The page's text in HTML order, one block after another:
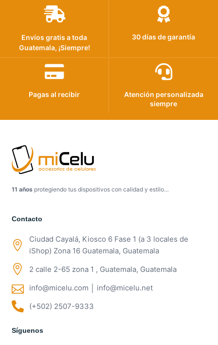
Envíos gratis a toda
Guatemala, ¡Siempre!
30 días de garantía
Pagas al recibir
Atención personalizada
siempre
11 años protegiendo tus dispositivos con calidad y estilo…
Contacto
Ciudad Cayalá, Kiosco 6 Fase 1 (a 3 locales de
iShop) Zona 16 Guatemala, Guatemala
2 calle 2-65 zona 1 , Guatemala, Guatemala
info@micelu.com │ info@micelu.net
(+502) 2507-9333
Síguenos